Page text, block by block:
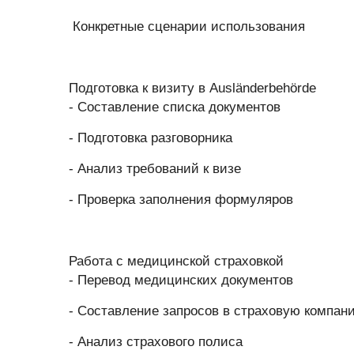
Конкретные сценарии использования
Подготовка к визиту в Ausländerbehörde
- Составление списка документов
- Подготовка разговорника
- Анализ требований к визе
- Проверка заполнения формуляров
Работа с медицинской страховкой
- Перевод медицинских документов
- Составление запросов в страховую
- Анализ страхового полиса